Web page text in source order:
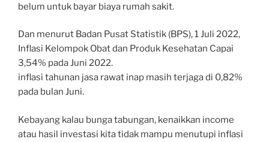
belum untuk bayar biaya rumah sakit.
Dan menurut Badan Pusat Statistik (BPS), 1 Juli 2022,
Inflasi Kelompok Obat dan Produk Kesehatan Capai
3,54% pada Juni 2022.
inflasi tahunan jasa rawat inap masih terjaga di 0,82%
pada bulan Juni.
Kebayang kalau bunga tabungan, kenaikkan income
atau hasil investasi kita tidak mampu menutupi inflasi